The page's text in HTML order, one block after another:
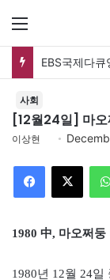
EBS국제다
사회
[12월24일] 마
이상현
1980 中, 마오쩌
1980년 12월 24일